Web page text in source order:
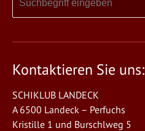
Kontaktieren Sie uns:
SCHIKLUB LANDECK
A 6500 Landeck – Perfuchs
Kristille 1 und Burschlweg 5